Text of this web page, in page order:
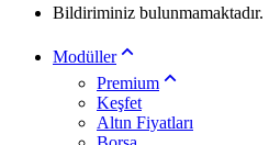
Bildiriminiz bulunmamaktadır.
Modüller
Premium
Keşfet
Altın Fiyatları